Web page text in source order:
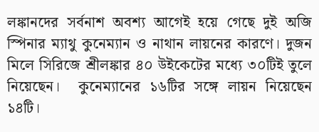
লঙ্কানদের সর্বনাশ অবশ্য আগেই হয়ে গেছে দুই অজি
স্পিনার ম্যাথু কুনেম্যান ও নাথান লায়নের কারণে। দুজন
মিলে সিরিজে শ্রীলঙ্কার ৪০ উইকেটের মধ্যে ৩০টিই তুলে
নিয়েছেন। কুনেম্যানের ১৬টির সঙ্গে লায়ন নিয়েছেন
১৪টি।